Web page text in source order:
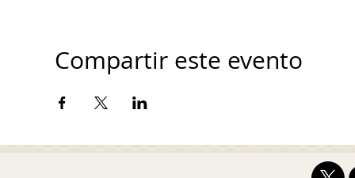
Compartir este evento